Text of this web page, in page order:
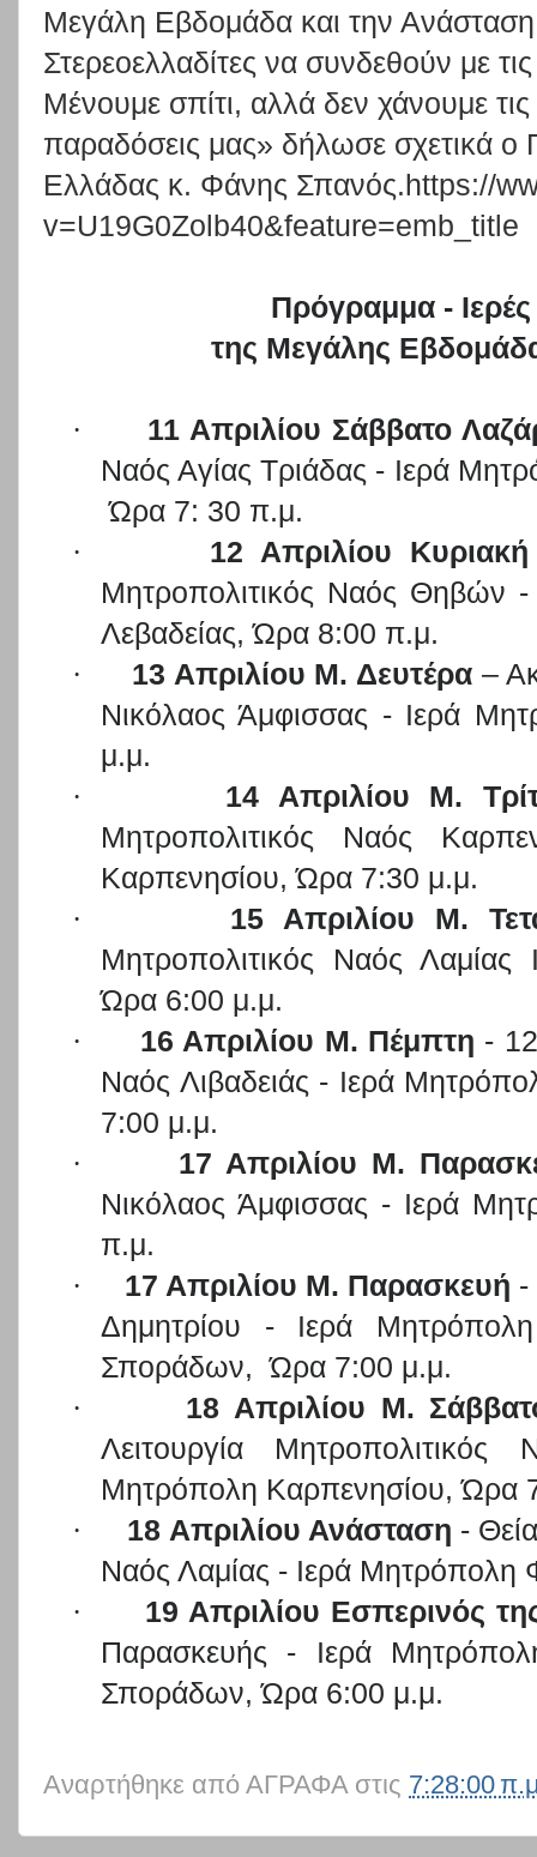
Μεγάλη Εβδομάδα και την
Στερεοελλαδίτες να συνδεθούν με τις
Μένουμε σπίτι, αλλά δεν χάνουμε τις
παραδόσεις μας» δήλωσε σχετικά ο
Ελλάδας κ. Φάνης Σπανός.https://
v=U19G0Zolb40&feature=emb_title
Πρόγραμμα -
της Μεγάλης
·
11 Απριλίου Σάββατο
Ναός Αγίας Τριάδας - Ιερά
Ώρα 7: 30 π.μ.
·
12 Απριλίου
Μητροπολιτικός Ναός Θηβών
Λεβαδείας, Ώρα 8:00 π.μ.
·
13 Απριλίου Μ. Δευτέρα –
Νικόλαος Άμφισσας - Ιερά
μ.μ.
·
14 Απριλίου Μ.
Μητροπολιτικός Ναός
Καρπενησίου, Ώρα 7:30 μ.μ.
·
15 Απριλίου Μ.
Μητροπολιτικός Ναός
Ώρα 6:00 μ.μ.
·
16 Απριλίου Μ. Πέμπτη -
Ναός Λιβαδειάς - Ιερά
7:00 μ.μ.
·
17 Απριλίου Μ.
Νικόλαος Άμφισσας - Ιερά
π.μ.
·
17 Απριλίου Μ. Παρασκευή -
Δημητρίου - Ιερά
Σποράδων, Ώρα 7:00 μ.μ.
·
18 Απριλίου Μ.
Λειτουργία
Μητρόπολη Καρπενησίου, Ώρα
·
18 Απριλίου Ανάσταση -
Ναός Λαμίας - Ιερά Μητρόπολη
·
19 Απριλίου Εσπερινός
Παρασκευής - Ιερά
Σποράδων, Ώρα 6:00 μ.μ.
Αναρτήθηκε από ΑΓΡΑΦΑ στις 7:28:00